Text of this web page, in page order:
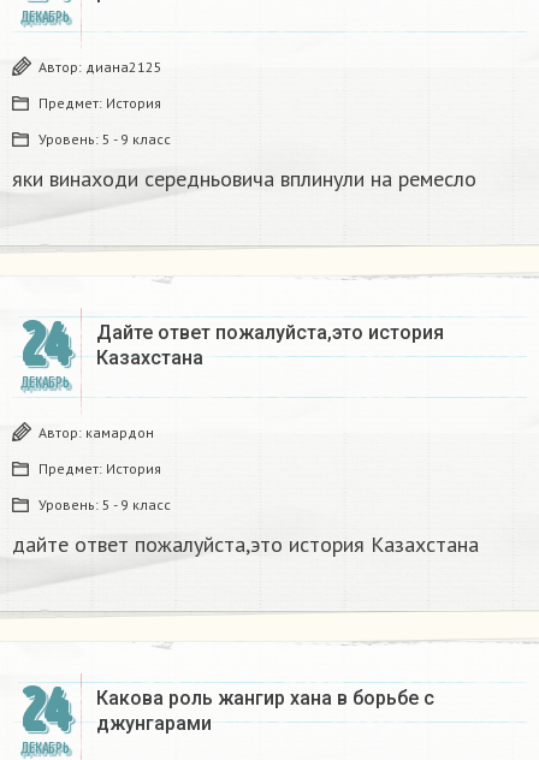
ДЕКАБРЬ
Автор: диана2125
Предмет: История
Уровень: 5 - 9 класс
яки винаходи середньовича вплинули на ремесло
24
ДЕКАБРЬ
Дайте ответ пожалуйста,это история
Казахстана
Автор: камардон
Предмет: История
Уровень: 5 - 9 класс
дайте ответ пожалуйста,это история Казахстана
24
ДЕКАБРЬ
Какова роль жангир хана в борьбе с
джунгарами​